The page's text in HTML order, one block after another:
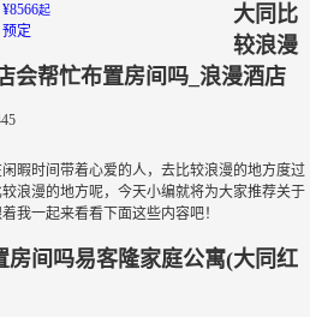
¥8566起
预定
大同比
较浪漫
会帮忙布置房间吗_浪漫酒店
暇时间带着心爱的人，去比较浪漫的地方度过
浪漫的地方呢，今天小编就将为大家推荐关于
我一起来看看下面这些内容吧！
房间吗易客隆家庭公寓(大同红